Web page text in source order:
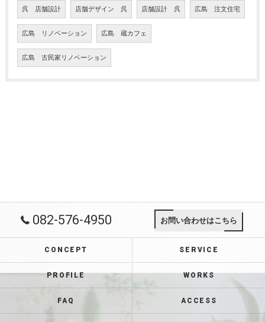
呉 店舗設計 店舗デザイン 呉 店舗設計 呉 広島 注文住宅
広島 リノベーション 広島 蔵カフェ
広島 古民家リノベーション
082-576-4950 お問い合わせはこちら
CONCEPT SERVICE
PROFILE WORKS
FAQ ACCESS